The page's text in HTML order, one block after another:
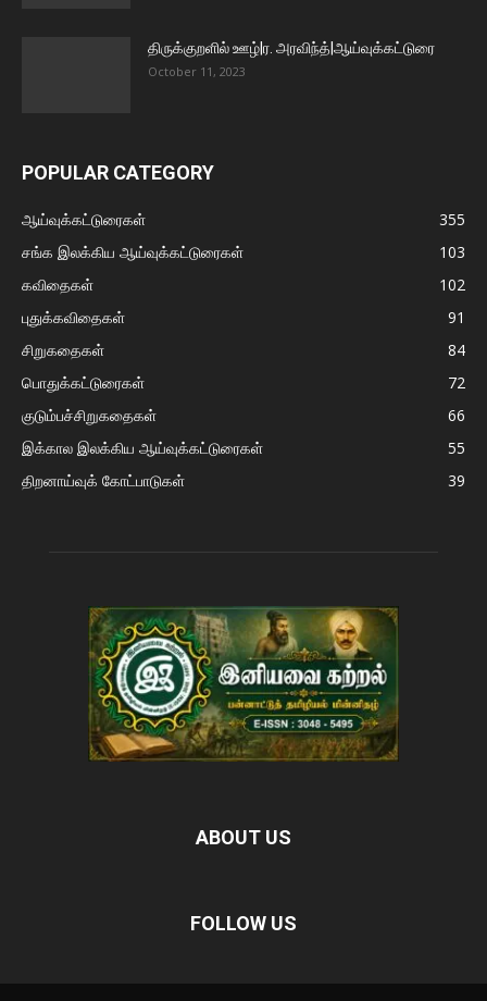
திருக்குறளில் ஊழ்|ர. அரவிந்த்|ஆய்வுக்கட்டுரை
October 11, 2023
POPULAR CATEGORY
ஆய்வுக்கட்டுரைகள்
355
சங்க இலக்கிய ஆய்வுக்கட்டுரைகள்
103
கவிதைகள்
102
புதுக்கவிதைகள்
91
சிறுகதைகள்
84
பொதுக்கட்டுரைகள்
72
குடும்பச்சிறுகதைகள்
66
இக்கால இலக்கிய ஆய்வுக்கட்டுரைகள்
55
திறனாய்வுக் கோட்பாடுகள்
39
ABOUT US
FOLLOW US